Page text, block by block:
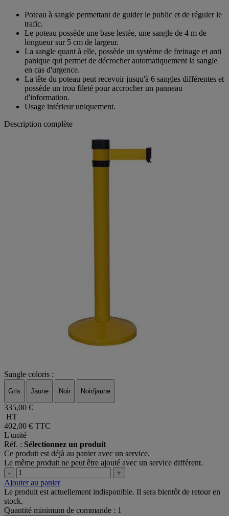
Poteau à sangle permettant de guider le public et de réguler le
trafic.
Le poteau possède une base lestée, une sangle de 4 m de
longueur sur 5 cm de largeur.
La sangle quant à elle, possède un système de freinage et anti
panique qui permet de décrocher automatiquement la sangle
en cas d'urgence.
La tête du poteau peut recevoir jusqu'à 6 sangles différentes et
possède un trou fileté pour accrocher un panneau
d'information.
Usage intérieur uniquement.
Description complète
Sangle coloris :
Gris Jaune Noir Noir/jaune
335,00 €
HT
402,00 € TTC
L'unité
Réf. : Sélectionnez un produit
Ce produit est déjà au panier avec un service.
Le même produit ne peut être ajouté avec un service différent.
- +
Ajouter au panier
Le produit est actuellement indisponible. Il sera bientôt de retour en
stock.
Quantité minimum de commande : 1